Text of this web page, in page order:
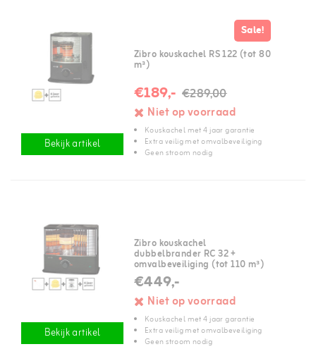
Bekijk artikel
Sale!
Zibro kouskachel RS 122 (tot 80
m³)
€189,- €289,00
Niet op voorraad
Kouskachel met 4 jaar garantie
Extra veilig met omvalbeveiliging
Geen stroom nodig
Bekijk artikel
Zibro kouskachel
dubbelbrander RC 32 +
omvalbeveiliging (tot 110 m³)
€449,-
Niet op voorraad
Kouskachel met 4 jaar garantie
Extra veilig met omvalbeveiliging
Geen stroom nodig